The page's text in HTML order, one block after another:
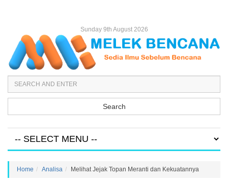
Sunday 9th August 2026
Search
Home Analisa Melihat Jejak Topan Meranti dan Kekuatannya